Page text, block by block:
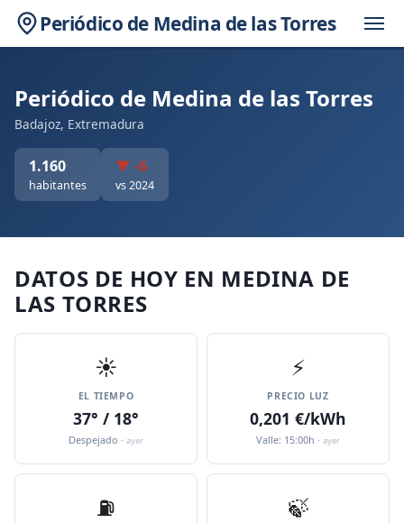
Periódico de Medina de las Torres
Periódico de Medina de las Torres
Badajoz, Extremadura
1.160
habitantes
▼ -6
vs 2024
DATOS DE HOY EN MEDINA DE
LAS TORRES
☀️
EL TIEMPO
37° / 18°
Despejado · ayer
⚡
PRECIO LUZ
0,201 €/kWh
Valle: 15:00h · ayer
⛽️ 🍃